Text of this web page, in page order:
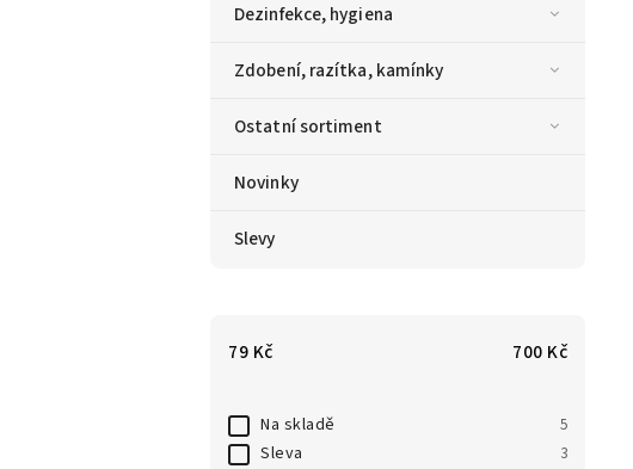
Dezinfekce, hygiena
Zdobení, razítka, kamínky
Ostatní sortiment
Novinky
Slevy
79 Kč 700 Kč
Na skladě 5
Sleva 3